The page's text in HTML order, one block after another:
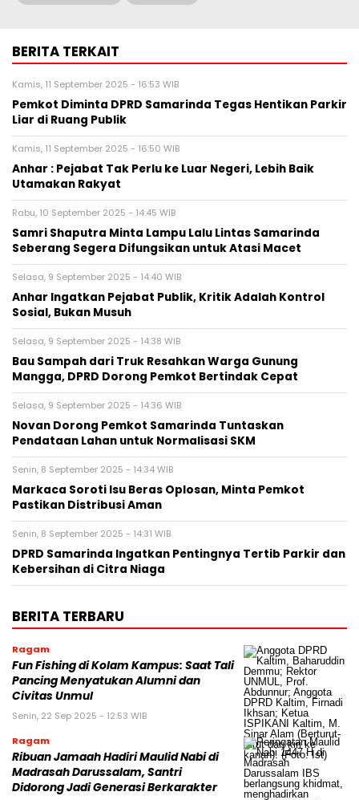
BERITA TERKAIT
Kamis, 11 September 2025 - 16:53 WIB
Pemkot Diminta DPRD Samarinda Tegas Hentikan Parkir
Liar di Ruang Publik
Kamis, 11 September 2025 - 16:50 WIB
Anhar : Pejabat Tak Perlu ke Luar Negeri, Lebih Baik
Utamakan Rakyat
Rabu, 10 September 2025 - 14:45 WIB
Samri Shaputra Minta Lampu Lalu Lintas Samarinda
Seberang Segera Difungsikan untuk Atasi Macet
Selasa, 9 September 2025 - 14:40 WIB
Anhar Ingatkan Pejabat Publik, Kritik Adalah Kontrol
Sosial, Bukan Musuh
Selasa, 9 September 2025 - 14:38 WIB
Bau Sampah dari Truk Resahkan Warga Gunung
Mangga, DPRD Dorong Pemkot Bertindak Cepat
Selasa, 9 September 2025 - 14:36 WIB
Novan Dorong Pemkot Samarinda Tuntaskan
Pendataan Lahan untuk Normalisasi SKM
Senin, 8 September 2025 - 14:34 WIB
Markaca Soroti Isu Beras Oplosan, Minta Pemkot
Pastikan Distribusi Aman
Senin, 8 September 2025 - 14:31 WIB
DPRD Samarinda Ingatkan Pentingnya Tertib Parkir dan
Kebersihan di Citra Niaga
BERITA TERBARU
Ragam
Fun Fishing di Kolam Kampus: Saat Tali
Pancing Menyatukan Alumni dan
Civitas Unmul
Senin, 22 Sep 2025 - 12:53 WIB
Ragam
Ribuan Jamaah Hadiri Maulid Nabi di
Madrasah Darussalam, Santri
Didorong Jadi Generasi Berkarakter